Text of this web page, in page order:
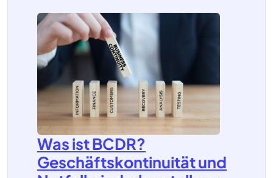
Was ist BCDR?
Geschäftskontinuität und